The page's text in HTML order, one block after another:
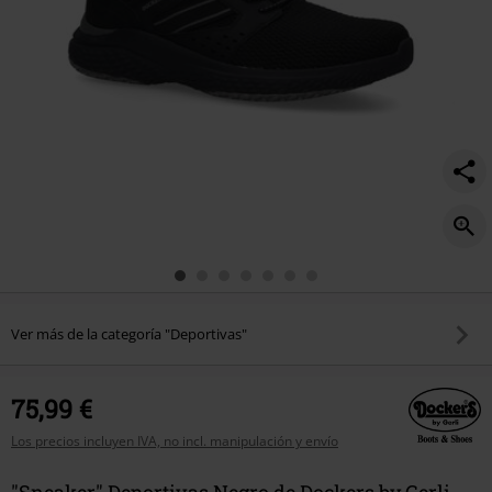
Ver más de la categoría "Deportivas"
75,99 €
Los precios incluyen IVA, no incl. manipulación y envío